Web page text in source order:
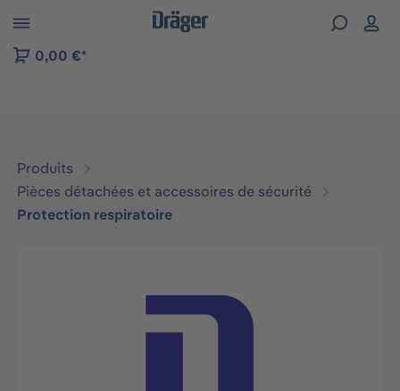
to B2B platform navigation
0,00 €*
Produits
Pièces détachées et accessoires de sécurité
Protection respiratoire
Ignorer la galerie d'images